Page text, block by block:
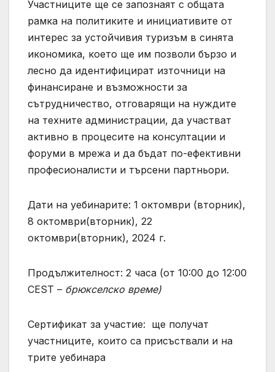
Участниците ще се запознаят с общата
рамка на политиките и инициативите от
интерес за устойчивия туризъм в синята
икономика, което ще им позволи бързо и
лесно да идентифицират източници на
финансиране и възможности за
сътрудничество, отговарящи на нуждите
на техните администрации, да участват
активно в процесите на консултации и
форуми в мрежа и да бъдат по-ефективни
професионалисти и търсени партньори.
Дати на уебинарите: 1 октомври (вторник),
8 октомври(вторник), 22
октомври(вторник), 2024 г.
Продължителност: 2 часа (от 10:00 до 12:00
CEST – брюкселско време)
Сертификат за участие: ще получат
участниците, които са присъствали и на
трите уебинара